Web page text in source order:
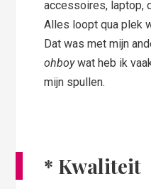
accessoires, laptop,
Alles loopt qua plek
Dat was met mijn
ohboywat heb ik
mijn spullen.
* Kwaliteit